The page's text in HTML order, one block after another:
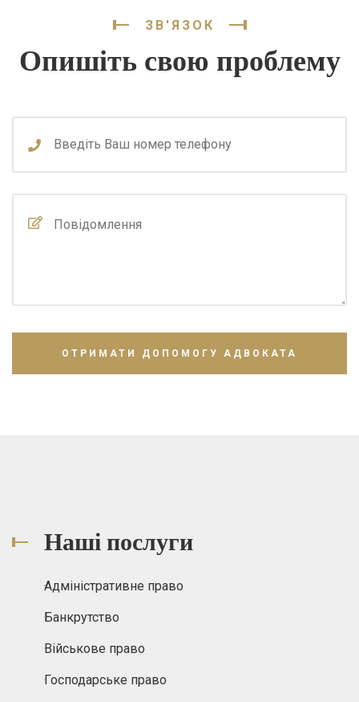
ЗВ'ЯЗОК
Опишіть свою проблему
Наші послуги
Адміністративне право
Банкрутство
Військове право
Господарське право